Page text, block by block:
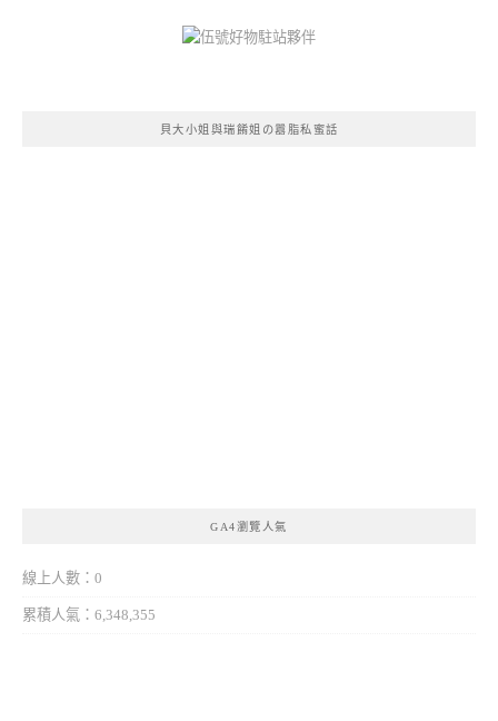
貝大小姐與瑞餚姐の囂脂私蜜話
GA4瀏覽人氣
線上人數：0
累積人氣：6,348,355